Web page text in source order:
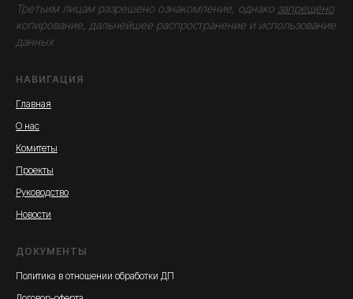
Третьим лицам разрешено ознакомление, однако запрещено
копирование, дальнейшее распространение и использование
данных
НАВИГАЦИЯ
Главная
О нас
Комитеты
Проекты
Руководство
Новости
ДОКУМЕНТЫ
Политика в отношении обработки ДП